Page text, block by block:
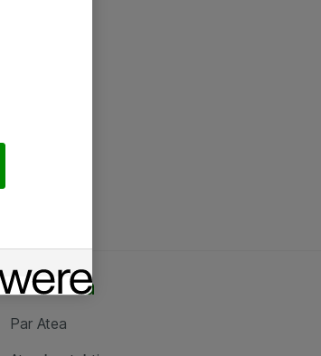
Par Atea
Par Atea